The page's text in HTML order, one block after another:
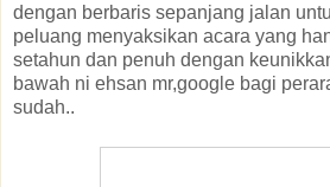
dengan berbaris sepanjang jalan
peluang menyaksikan acara yang
setahun dan penuh dengan
bawah ni ehsan mr,google bagi
sudah..